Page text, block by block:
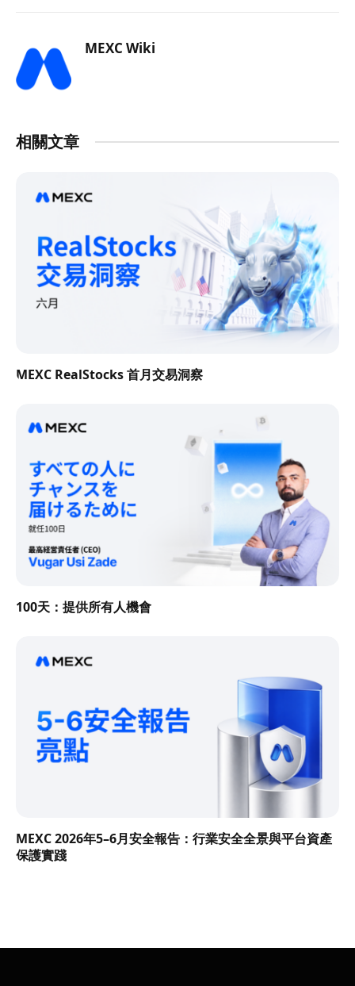
MEXC Wiki
相關文章
MEXC RealStocks 首月交易洞察
100天：提供所有人機會
MEXC 2026年5–6月安全報告：行業安全全景與平台資產
保護實踐